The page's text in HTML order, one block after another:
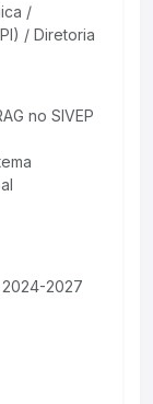
/
/ Diretoria
no SIVEP
2027